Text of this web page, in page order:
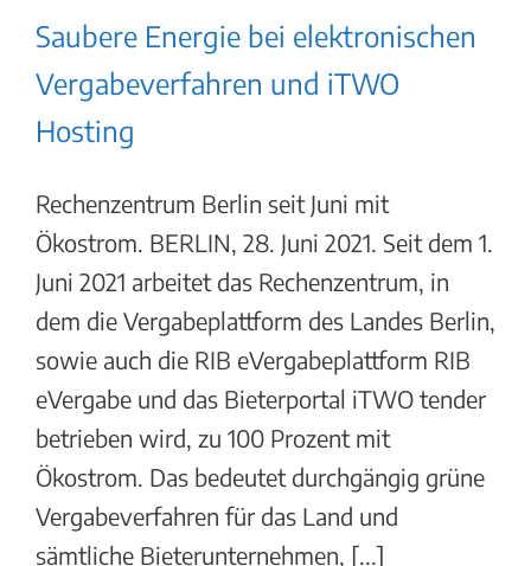
Saubere Energie bei elektronischen
Vergabeverfahren und iTWO
Hosting
Rechenzentrum Berlin seit Juni mit
Ökostrom. BERLIN, 28. Juni 2021. Seit dem 1.
Juni 2021 arbeitet das Rechenzentrum, in
dem die Vergabeplattform des Landes Berlin,
sowie auch die RIB eVergabeplattform RIB
eVergabe und das Bieterportal iTWO tender
betrieben wird, zu 100 Prozent mit
Ökostrom. Das bedeutet durchgängig grüne
Vergabeverfahren für das Land und
sämtliche Bieterunternehmen, [...]